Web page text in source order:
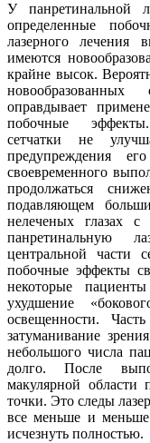
У панретинальной
определенные
лазерного лечения
имеются
крайне высок.
оправдывает
побочные эффекты.
сетчатки не
предупреждения
своевременного
продолжаться
подавляющем
нелеченых глазах
панретинальную
центральной части
побочные эффекты
некоторые
ухудшение
освещенности.
затуманивание
небольшого числа
долго. После
макулярной области
точки. Это следы
все меньше и меньше
исчезнуть полностью.